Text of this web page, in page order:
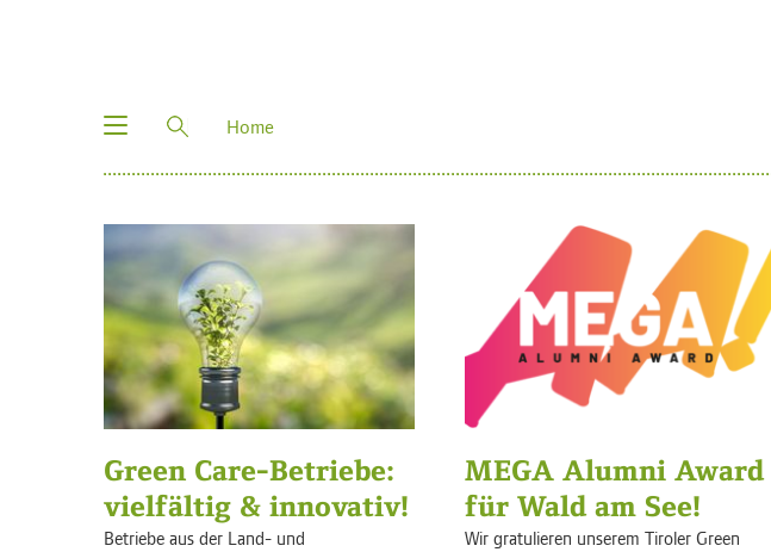
Toggle
Home
Green Care-Betriebe:
vielfältig & innovativ!
Betriebe aus der Land- und
MEGA Alumni Award
für Wald am See!
Wir gratulieren unserem Tiroler Green